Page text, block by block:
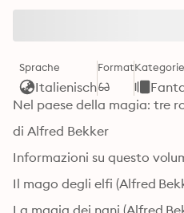
Sprache
Italienisch
FormatKategorie
Nel paese della magia: tre
di Alfred Bekker
Informazioni su questo
Il mago degli elfi (Alfred
La magia dei nani (Alfred